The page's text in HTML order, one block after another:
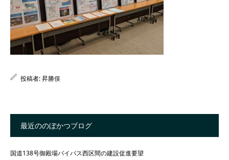
投稿者:昇勝俣
最近ののぼかつブログ
国道138号御殿場バイパス西区間の建設促進要望